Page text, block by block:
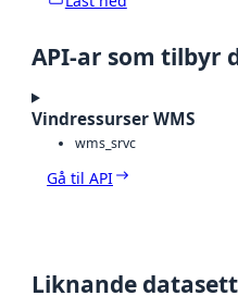
API-ar som tilbyr
Vindressurser WMS
wms_srvc
Gå til API
Liknande datasett